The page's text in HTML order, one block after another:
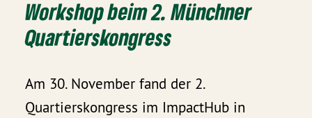
Workshop beim 2. Münchner
Quartierskongress
Am 30. November fand der 2.
Quartierskongress im ImpactHub in